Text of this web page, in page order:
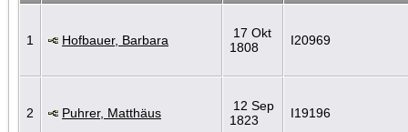
1 Hofbauer, Barbara
17 Okt
1808
I20969
2 Puhrer, Matthäus
12 Sep
1823
I19196